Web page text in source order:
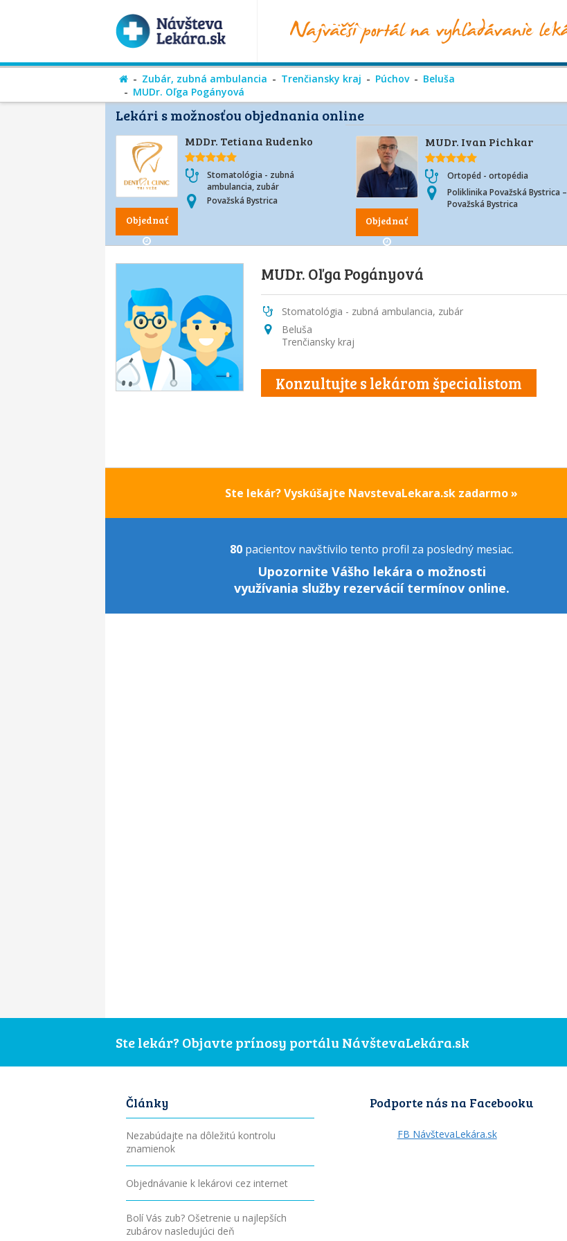
Zubár, zubná ambulancia Trenčiansky kraj Púchov
Beluša
MUDr. Oľga Pogányová
Lekári s možnosťou objednania online
Objednať
MDDr. Tetiana Rudenko
Stomatológia - zubná
ambulancia, zubár
Považská Bystrica
Objednať
MUDr. Ivan Pichkar
Ortopéd - ortopédia
Poliklinika Považská Bystrica –
Považská Bystrica
MUDr. Oľga Pogányová
Stomatológia - zubná ambulancia, zubár
Beluša
Trenčiansky kraj
Konzultujte s lekárom špecialistom
Ste lekár? Vyskúšajte NavstevaLekara.sk zadarmo »
80pacientov navštívilo tento profil za posledný mesiac.
Upozornite Vášho lekára o možnosti
využívania služby rezervácií termínov online.
Ste lekár? Objavte prínosy portálu NávštevaLekára.sk
Články
Nezabúdajte na dôležitú kontrolu
znamienok
Objednávanie k lekárovi cez internet
Bolí Vás zub? Ošetrenie u najlepších
zubárov nasledujúci deň
Podporte nás na Facebooku
FB NávštevaLekára.sk